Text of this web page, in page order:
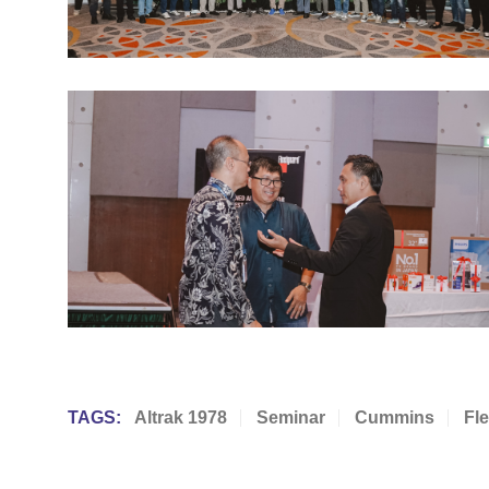
TAGS: Altrak 1978 Seminar Cummins